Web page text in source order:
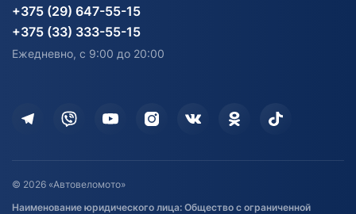
Карта сайта
Информация до получения
согласия на обработку
Дополнительные услуги
Оставить отзыв
Договор публичной оферты
Водный транспорт
Электротранспорт
Агротехника
Электротранспорт
+375 (29) 647-55-15
+375 (33) 333-55-15
Ежедневно, с 9:00 до 20:00
© 2026 «Автовеломото»
Наименование юридического лица: Общество с ограниченной